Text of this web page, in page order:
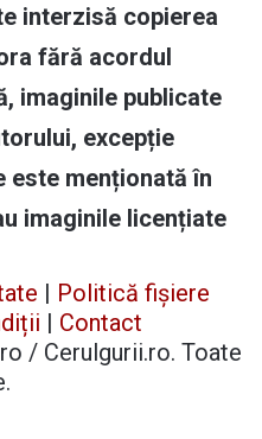
interzisă copierea
fără acordul
imaginile publicate
excepție
este menționată în
imaginile licențiate
| Politică fișiere
| Contact
/ Cerulgurii.ro. Toate